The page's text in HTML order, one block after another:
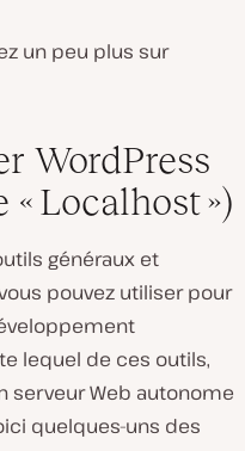
un peu plus sur
WordPress
Localhost »)
généraux et
pouvez utiliser pour
lequel de ces outils,
serveur Web autonome
quelques-uns des